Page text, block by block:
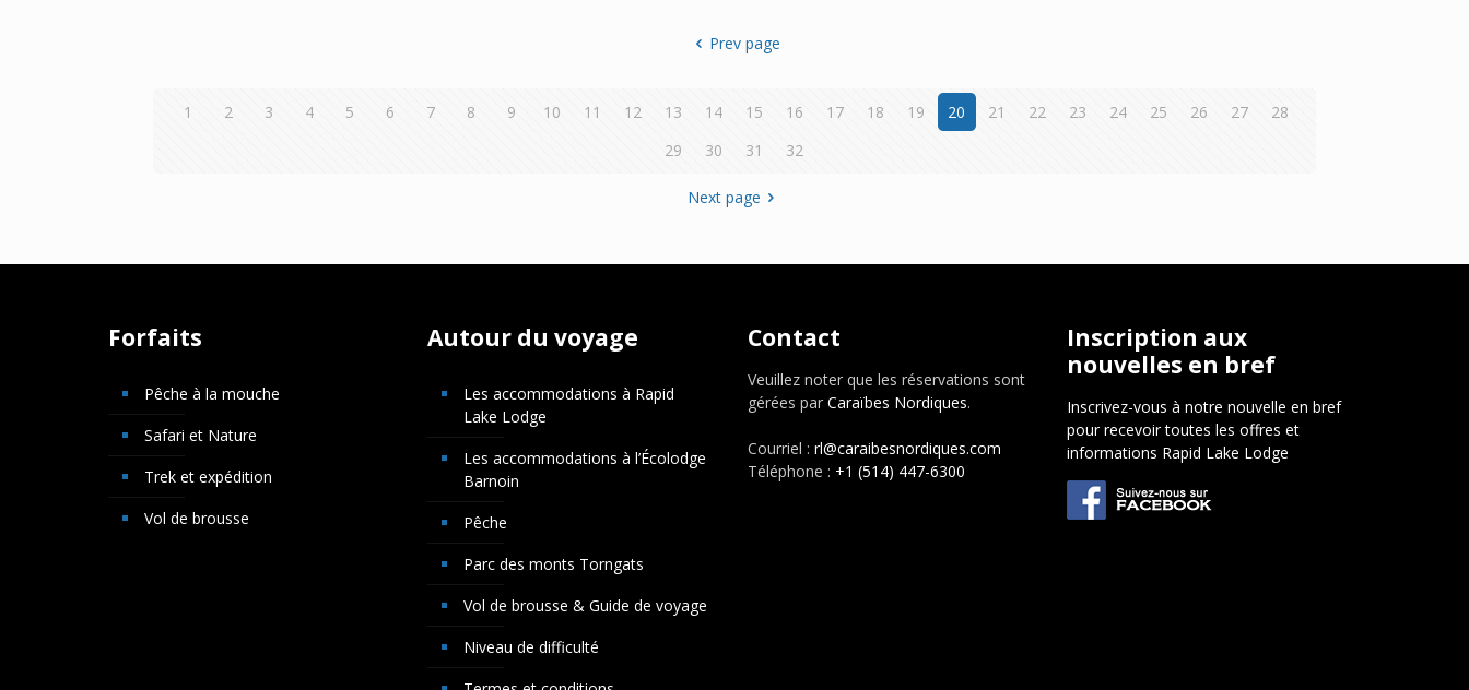
Prev page
1 2 3 4 5 6 7 8 9 10 11 12 13 14 15 16 17 18 19 20 21 22 23 24 25 26 27
28
29
30 31 32
Next page
Forfaits
Pêche à la mouche
Safari et Nature
Trek et expédition
Vol de brousse
Autour du voyage
Les accommodations à Rapid
Lake Lodge
Les accommodations à l’Écolodge
Barnoin
Pêche
Parc des monts Torngats
Vol de brousse & Guide de voyage
Niveau de difficulté
Contact
Veuillez noter que les réservations sont
gérées par Caraïbes Nordiques.
Courriel : rl@caraibesnordiques.com
Téléphone : +1 (514) 447-6300
Inscription aux
nouvelles en bref
Inscrivez-vous à notre nouvelle en bref
pour recevoir toutes les offres et
informations Rapid Lake Lodge